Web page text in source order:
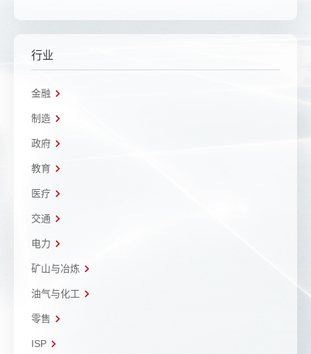
行业
金融
制造
政府
教育
医疗
交通
电力
矿山与冶炼
油气与化工
零售
ISP